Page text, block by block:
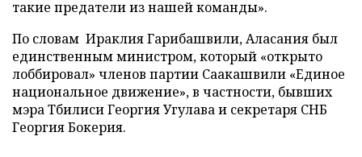
такие предатели из нашей команды».
По словам Ираклия Гарибашвили, Аласания был
единственным министром, который «открыто
лоббировал» членов партии Саакашвили «Единое
национальное движение», в частности, бывших
мэра Тбилиси Георгия Угулава и секретаря СНБ
Георгия Бокерия.